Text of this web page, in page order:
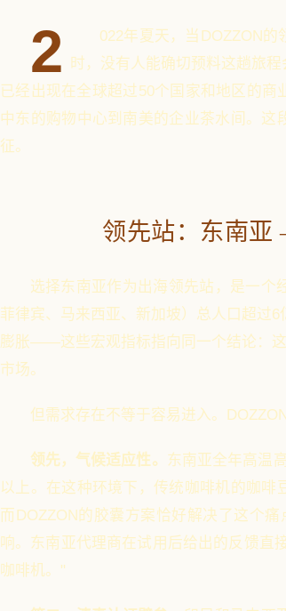
2
022年夏天，当DOZZON
时，没有人能确切预料这趟旅
已经出现在全球超过50个国家和地区的
中东的购物中心到南美的企业茶水间。
征。
领先站：东南
选择东南亚作为出海领先站，是一个
菲律宾、马来西亚、新加坡）总人口超过
膨胀——这些宏观指标指向同一个结论：
市场。
但需求存在不等于容易进入。
领先，气候适应性。 东南亚全年高温
以上。在这种环境下，传统咖啡机的咖啡
而DOZZON的胶囊方案恰好解决了这个
响。东南亚代理商在试用后给出的反馈直
咖啡机。"